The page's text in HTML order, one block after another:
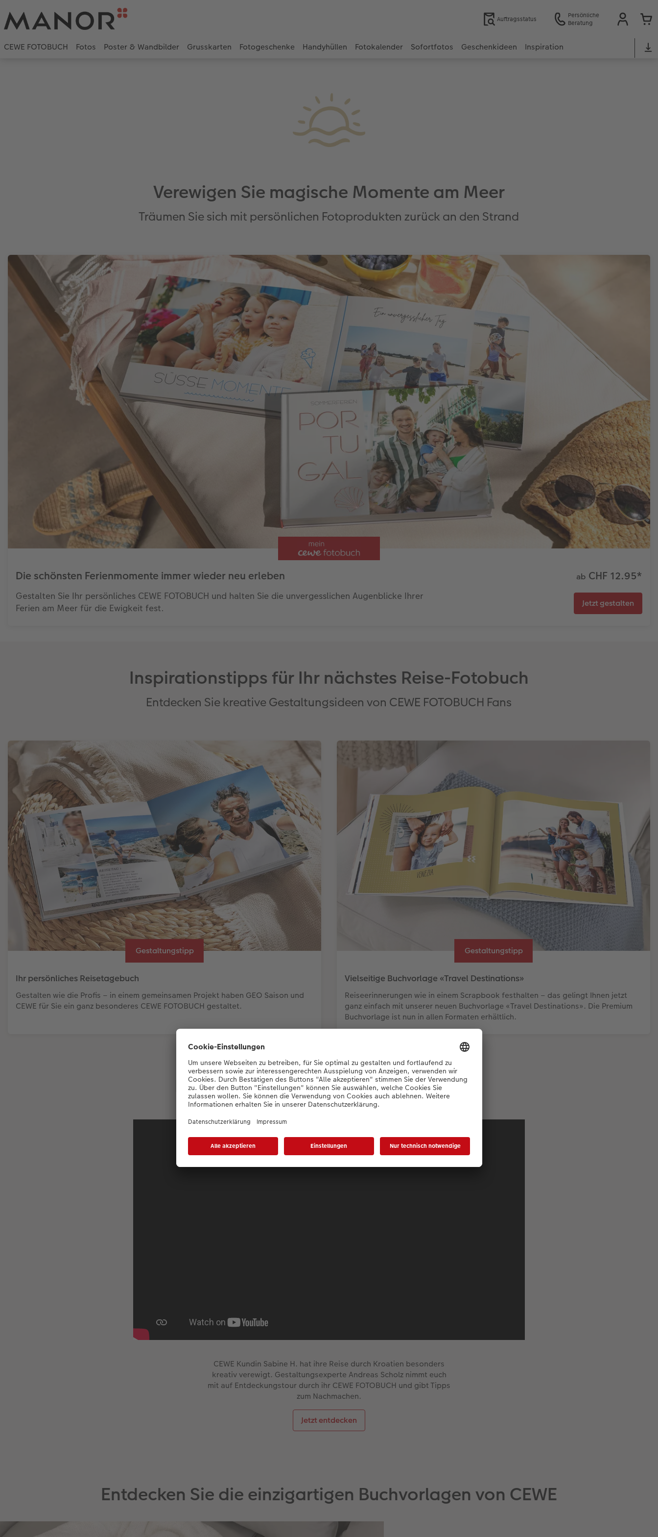
Auftragsstatus
Persönliche
Beratung
CEWE FOTOBUCH Fotos Poster & Wandbilder Grusskarten Fotogeschenke Handyhüllen Fotokalender Sofortfotos Geschenkideen Inspiration
Verewigen Sie magische Momente am Meer
Träumen Sie sich mit persönlichen Fotoprodukten zurück an den Strand
Die schönsten Ferienmomente immer wieder neu erleben
Gestalten Sie Ihr persönliches CEWE FOTOBUCH und halten Sie die unvergesslichen Augenblicke Ihrer
Ferien am Meer für die Ewigkeit fest.
ab CHF 12.95*
Jetzt gestalten
Inspirationstipps für Ihr nächstes Reise-Fotobuch
Entdecken Sie kreative Gestaltungsideen von CEWE FOTOBUCH Fans
Gestaltungstipp
Ihr persönliches Reisetagebuch
Gestalten wie die Profis – in einem gemeinsamen Projekt haben GEO Saison und
CEWE für Sie ein ganz besonderes CEWE FOTOBUCH gestaltet.
Gestaltungstipp
Vielseitige Buchvorlage «Travel Destinations»
Reiseerinnerungen wie in einem Scrapbook festhalten – das gelingt Ihnen jetzt
ganz einfach mit unserer neuen Buchvorlage «Travel Destinations». Die Premium
Buchvorlage ist nun in allen Formaten erhältlich.
Buchbesprechung: Colours of Croatia
CEWE Kundin Sabine H. hat ihre Reise durch Kroatien besonders
kreativ verewigt. Gestaltungsexperte Andreas Scholz nimmt euch
mit auf Entdeckungstour durch ihr CEWE FOTOBUCH und gibt Tipps
zum Nachmachen.
Jetzt entdecken
Entdecken Sie die einzigartigen Buchvorlagen von CEWE